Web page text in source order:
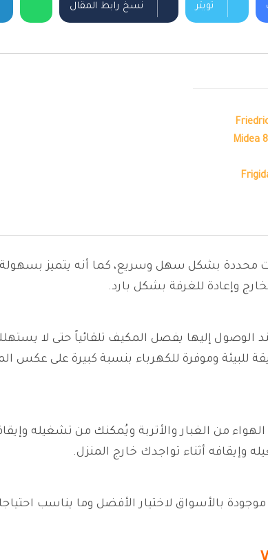
تويتر نسخ رابط المقال
محددة بشكل سهل وسريع، كما أنه يتميز بسهولة
وإعادة للغرفة بشكل بارد.
الوصول إليها يفصل المكيف تلقائياً حتى لا
وموفرة للكهرباء بنسبة كبيرة على عكس
من الغبار والأتربة ويُمكنك من تشغيله
وإيقافه أثناء تواجدك خارج المنزل.